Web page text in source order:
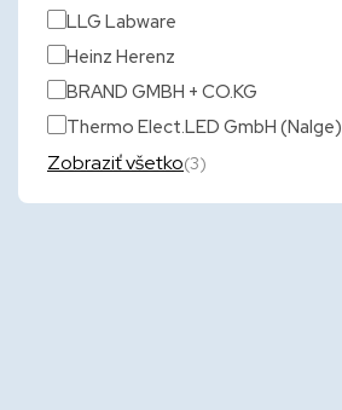
LLG Labware
Heinz Herenz
BRAND GMBH + CO.KG
Thermo Elect.LED GmbH (Nalge)
Zobraziť všetko(3)